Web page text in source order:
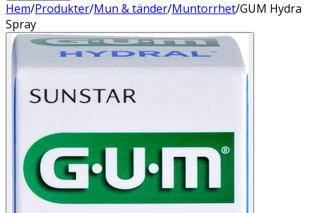
Hem/Produkter/Mun & tänder/Muntorrhet/GUM Hydra
Spray